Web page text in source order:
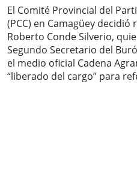
El Comité Provincial del
(PCC) en Camagüey decidió
Roberto Conde Silverio,
Segundo Secretario del
el medio oficial Cadena
“liberado del cargo” para